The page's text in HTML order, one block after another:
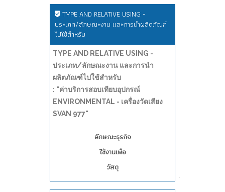
TYPE AND RELATIVE USING -
ประเภท/ลักษณะงาน และการนำผลิตภัณฑ์
ไปใช้สำหรับ
TYPE AND RELATIVE USING -
ประเภท/ลักษณะงาน และการนำ
ผลิตภัณฑ์ไปใช้สำหรับ
: "ค่าบริการสอบเทียบอุปกรณ์
ENVIRONMENTAL - เครื่องวัดเสียง
SVAN 977"
ลักษณะธุรกิจ
ใช้งานเพื่อ
วัสดุ